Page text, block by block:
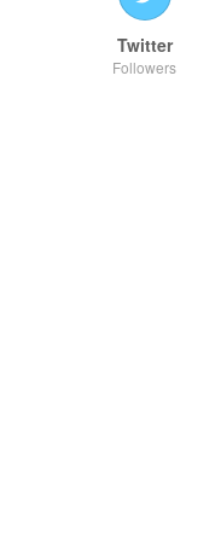
Twitter
Followers